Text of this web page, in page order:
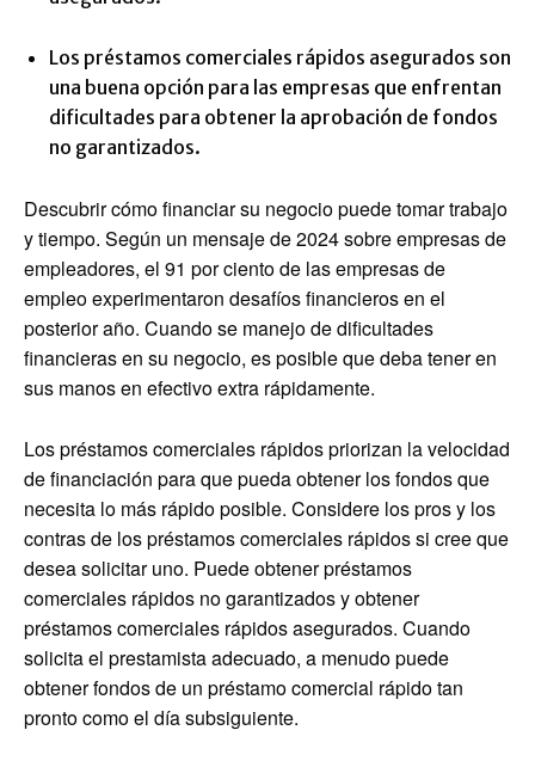
Los préstamos comerciales rápidos asegurados son
una buena opción para las empresas que enfrentan
dificultades para obtener la aprobación de fondos
no garantizados.
Descubrir cómo financiar su negocio puede tomar trabajo
y tiempo. Según un mensaje de 2024 sobre empresas de
empleadores, el 91 por ciento de las empresas de
empleo experimentaron desafíos financieros en el
posterior año. Cuando se manejo de dificultades
financieras en su negocio, es posible que deba tener en
sus manos en efectivo extra rápidamente.
Los préstamos comerciales rápidos priorizan la velocidad
de financiación para que pueda obtener los fondos que
necesita lo más rápido posible. Considere los pros y los
contras de los préstamos comerciales rápidos si cree que
desea solicitar uno. Puede obtener préstamos
comerciales rápidos no garantizados y obtener
préstamos comerciales rápidos asegurados. Cuando
solicita el prestamista adecuado, a menudo puede
obtener fondos de un préstamo comercial rápido tan
pronto como el día subsiguiente.